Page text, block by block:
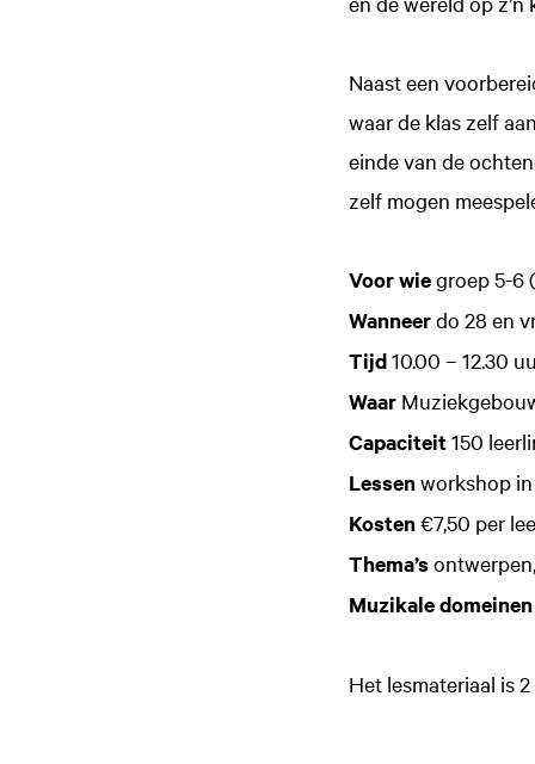
Naast een
waar de klas zelf
einde van de
zelf mogen
Voor wiegroep 5-6
Wanneerdo 28 en
Tijd10.00 – 12.30
Waar
Capaciteit150
Lessenworkshop
Kosten€7,50 per
Thema’s
Muzikale domeinen
Het lesmateriaal is